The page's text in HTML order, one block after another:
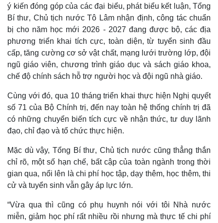
ý kiến đóng góp của các đại biểu, phát biểu kết luận, Tổng
Bí thư, Chủ tịch nước Tô Lâm nhận định, công tác chuẩn
bị cho năm học mới 2026 - 2027 đang được bộ, các địa
phương triển khai tích cực, toàn diện, từ tuyển sinh đầu
cấp, tăng cường cơ sở vật chất, mạng lưới trường lớp, đội
ngũ giáo viên, chương trình giáo dục và sách giáo khoa,
chế độ chính sách hỗ trợ người học và đội ngũ nhà giáo.
Cùng với đó, qua 10 tháng triển khai thực hiện Nghị quyết
số 71 của Bộ Chính trị, đến nay toàn hệ thống chính trị đã
có những chuyển biến tích cực về nhận thức, tư duy lãnh
đạo, chỉ đạo và tổ chức thực hiện.
Mặc dù vậy, Tổng Bí thư, Chủ tịch nước cũng thẳng thắn
chỉ rõ, một số hạn chế, bất cập của toàn ngành trong thời
gian qua, nổi lên là chi phí học tập, dạy thêm, học thêm, thi
cử và tuyển sinh vẫn gây áp lực lớn.
“Vừa qua thì cũng có phụ huynh nói với tôi Nhà nước
miễn, giảm học phí rất nhiều rồi nhưng mà thực tế chi phí